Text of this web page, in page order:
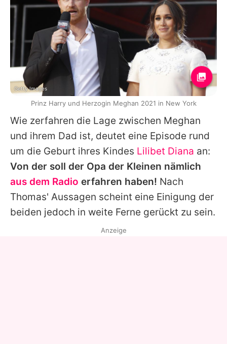
Wie zerfahren die Lage zwischen Meghan
und ihrem Dad ist, deutet eine Episode rund
um die Geburt ihres Kindes Lilibet Diana an:
Von der soll der Opa der Kleinen nämlich
aus dem Radio erfahren haben! Nach
Thomas' Aussagen scheint eine Einigung der
beiden jedoch in weite Ferne gerückt zu sein.
Getty Images
Prinz Harry und Herzogin Meghan 2021 in New York
Anzeige